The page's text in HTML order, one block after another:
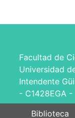
Facultad de
Universidad
Intendente
- C1428EGA
Biblioteca